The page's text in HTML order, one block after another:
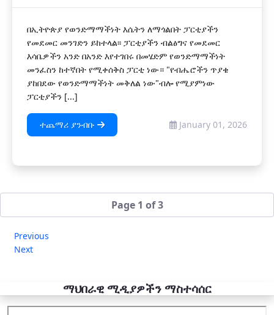
በኢትዮጵያ የወንድማማችነት እሴትን ለማጎልበት ፓርቲያችን
የመደመር መንገድን ይከተላል፡፡ ፓርቲያችን ብልፅግና የመደመር
እሳቤዎችን አንድ በአንድ እየተገበሩ በመሄድም የወንድማማችነት
መንፈስን ከተኛበት የሚቀሰቅስ ፓርቲ ነው። "የብሔሮችን ጥያቄ
ያከበደው የወንድማማችነት መቅለል ነው"ብሎ የሚያምነው
ፓርቲያችን [...]
ተጨማሪ ያንብቡ January 01, 2026
Page 1 of 3
Previous
Next
ማህበራዊ ሚዲያዎችን ማስተሳሰር